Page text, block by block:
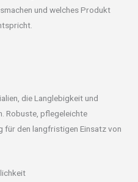
und welches Produkt
die Langlebigkeit und
Robuste, pflegeleichte
für den langfristigen Einsatz von